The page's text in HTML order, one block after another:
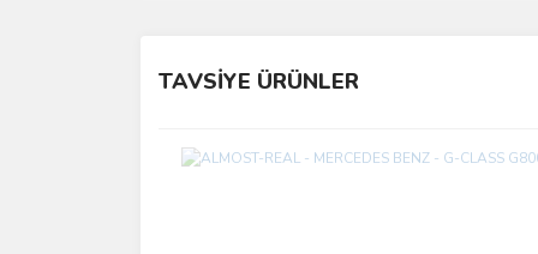
TAVSİYE ÜRÜNLER